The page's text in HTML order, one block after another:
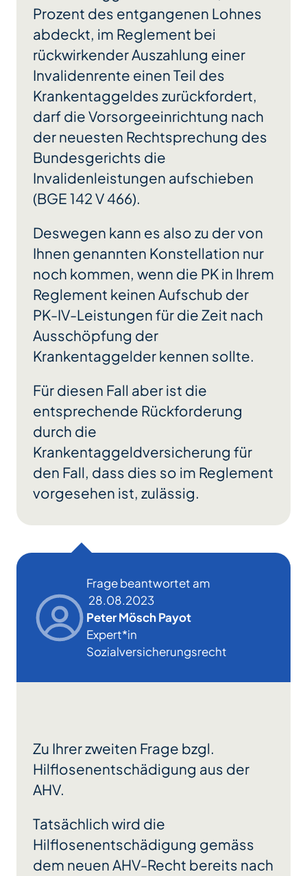
Prozent des entgangenen Lohnes
abdeckt, im Reglement bei
rückwirkender Auszahlung einer
Invalidenrente einen Teil des
Krankentaggeldes zurückfordert,
darf die Vorsorgeeinrichtung nach
der neuesten Rechtsprechung des
Bundesgerichts die
Invalidenleistungen aufschieben
(BGE 142 V 466).
Deswegen kann es also zu der von
Ihnen genannten Konstellation nur
noch kommen, wenn die PK in Ihrem
Reglement keinen Aufschub der
PK-IV-Leistungen für die Zeit nach
Ausschöpfung der
Krankentaggelder kennen sollte.
Für diesen Fall aber ist die
entsprechende Rückforderung
durch die
Krankentaggeldversicherung für
den Fall, dass dies so im Reglement
vorgesehen ist, zulässig.
Frage beantwortet am
28.08.2023
Peter Mösch Payot
Expert*in
Sozialversicherungsrecht
Zu Ihrer zweiten Frage bzgl.
Hilflosenentschädigung aus der
AHV.
Tatsächlich wird die
Hilflosenentschädigung gemäss
dem neuen AHV-Recht bereits nach